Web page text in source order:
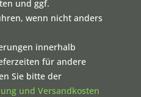
und ggf.
wenn nicht anders
innerhalb
für andere
Sie bitte der
und Versandkosten